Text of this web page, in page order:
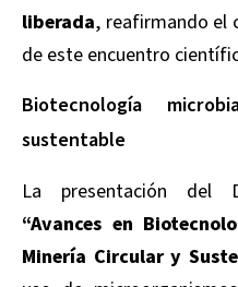
liberada, reafirmando el
de este encuentro
Biotecnología
sustentable
La presentación del
“Avances en
Minería Circular y